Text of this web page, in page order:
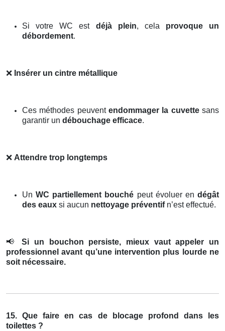
Si votre WC est déjà plein, cela provoque un
débordement.
❌ Insérer un cintre métallique
Ces méthodes peuvent endommager la cuvettesans
garantir un débouchage efficace.
❌ Attendre trop longtemps
UnWC partiellement bouché peut évoluer endégât
des eaux si aucun nettoyage préventifn’est effectué.
📢
Si un bouchon persiste, mieux vaut appeler un
professionnel avant qu’une intervention plus lourde ne
soit nécessaire.
15. Que faire en cas de blocage profond dans les
toilettes ?